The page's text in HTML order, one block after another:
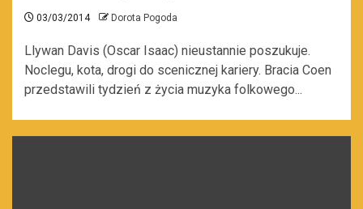
03/03/2014 Dorota Pogoda
Llywan Davis (Oscar Isaac) nieustannie poszukuje.
Noclegu, kota, drogi do scenicznej kariery. Bracia Coen
przedstawili tydzień z życia muzyka folkowego...